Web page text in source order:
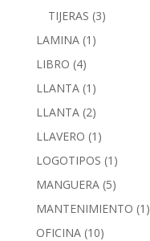
TIJERAS (3)
LAMINA (1)
LIBRO (4)
LLANTA (1)
LLANTA (2)
LLAVERO (1)
LOGOTIPOS (1)
MANGUERA (5)
MANTENIMIENTO (1)
OFICINA (10)